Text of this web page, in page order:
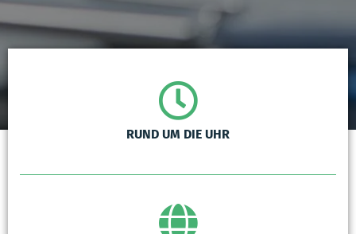
RUND UM DIE UHR